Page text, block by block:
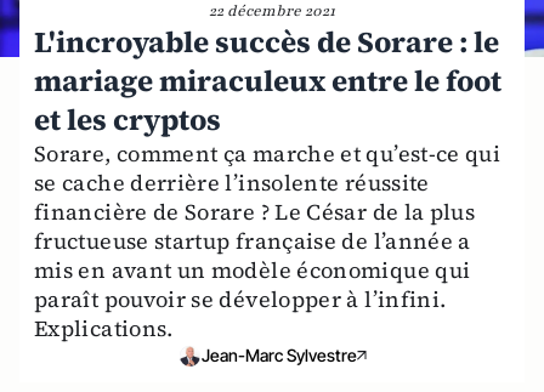
22 décembre 2021
L'incroyable succès de Sorare : le
mariage miraculeux entre le foot
et les cryptos
Sorare, comment ça marche et qu’est-ce qui
se cache derrière l’insolente réussite
financière de Sorare ? Le César de la plus
fructueuse startup française de l’année a
mis en avant un modèle économique qui
paraît pouvoir se développer à l’infini.
Explications.
Jean-Marc Sylvestre